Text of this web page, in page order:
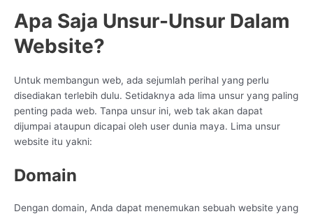
Apa Saja Unsur-Unsur Dalam
Website?
Untuk membangun web, ada sejumlah perihal yang perlu
disediakan terlebih dulu. Setidaknya ada lima unsur yang paling
penting pada web. Tanpa unsur ini, web tak akan dapat
dijumpai ataupun dicapai oleh user dunia maya. Lima unsur
website itu yakni:
Domain
Dengan domain, Anda dapat menemukan sebuah website yang